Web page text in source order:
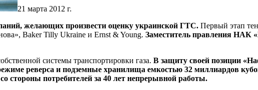
21 марта 2012 г.
желающих произвести оценку украинской ГТС. Первый этап
Baker Tilly Ukraine и Ernst & Young. Заместитель правления НАК
системы транспортировки газа. В защиту своей позиции
реверса и подземные хранилища емкостью 32 миллиардов
стороны потребителей за 40 лет непрерывной работы.